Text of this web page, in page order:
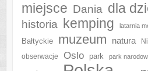
miejsce Dania dla
historia kemping latarnia
Bałtyckie
muzeum natura
obserwacje Oslo park park